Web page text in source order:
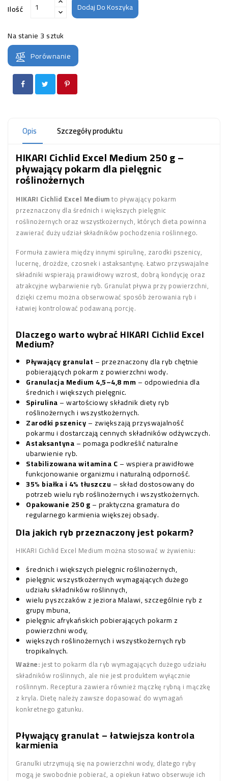
Ilość Dodaj Do Koszyka
Na stanie 3 sztuk
Porównanie
Opis Szczegóły produktu
HIKARI Cichlid Excel Medium 250 g –
pływający pokarm dla pielęgnic
roślinożernych
HIKARI Cichlid Excel Mediumto pływający pokarm
przeznaczony dla średnich i większych pielęgnic
roślinożernych oraz wszystkożernych, których dieta powinna
zawierać duży udział składników pochodzenia roślinnego.
Formuła zawiera między innymi spirulinę, zarodki pszenicy,
lucernę, drożdże, czosnek i astaksantynę. Łatwo przyswajalne
składniki wspierają prawidłowy wzrost, dobrą kondycję oraz
atrakcyjne wybarwienie ryb. Granulat pływa przy powierzchni,
dzięki czemu można obserwować sposób żerowania ryb i
łatwiej kontrolować podawaną porcję.
Dlaczego warto wybrać HIKARI Cichlid Excel
Medium?
Pływający granulat – przeznaczony dla ryb chętnie
pobierających pokarm z powierzchni wody.
Granulacja Medium 4,5–4,8 mm– odpowiednia dla
średnich i większych pielęgnic.
Spirulina– wartościowy składnik diety ryb
roślinożernych i wszystkożernych.
Zarodki pszenicy– zwiększają przyswajalność
pokarmu i dostarczają cennych składników odżywczych.
Astaksantyna– pomaga podkreślić naturalne
ubarwienie ryb.
Stabilizowana witamina C– wspiera prawidłowe
funkcjonowanie organizmu i naturalną odporność.
35% białka i 4% tłuszczu – skład dostosowany do
potrzeb wielu ryb roślinożernych i wszystkożernych.
Opakowanie 250 g– praktyczna gramatura do
regularnego karmienia większej obsady.
Dla jakich ryb przeznaczony jest pokarm?
HIKARI Cichlid Excel Medium można stosować w żywieniu:
średnich i większych pielęgnic roślinożernych,
pielęgnic wszystkożernych wymagających dużego
udziału składników roślinnych,
wielu pyszczaków z jeziora Malawi, szczególnie ryb z
grupy mbuna,
pielęgnic afrykańskich pobierających pokarm z
powierzchni wody,
większych roślinożernych i wszystkożernych ryb
tropikalnych.
Ważne:jest to pokarm dla ryb wymagających dużego udziału
składników roślinnych, ale nie jest produktem wyłącznie
roślinnym. Receptura zawiera również mączkę rybną i mączkę
z kryla. Dietę należy zawsze dopasować do wymagań
konkretnego gatunku.
Pływający granulat – łatwiejsza kontrola
karmienia
Granulki utrzymują się na powierzchni wody, dlatego ryby
mogą je swobodnie pobierać, a opiekun łatwo obserwuje ich